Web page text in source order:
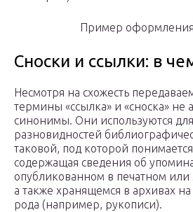
Пример
Сноски и ссылки: в
Несмотря на схожесть
термины «ссылка» и «сноска» не
синонимы. Они используются
разновидностей
таковой, под которой
содержащая сведения об
опубликованном в печатном
а также хранящемся в архивах
рода (например, рукописи).